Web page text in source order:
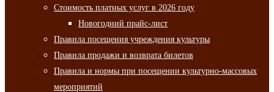
Стоимость платных услуг в 2026 году
Новогодний прайс-лист
Правила посещения учреждения культуры
Правила продажи и возврата билетов
Правила и нормы при посещении культурно-массовых
мероприятий